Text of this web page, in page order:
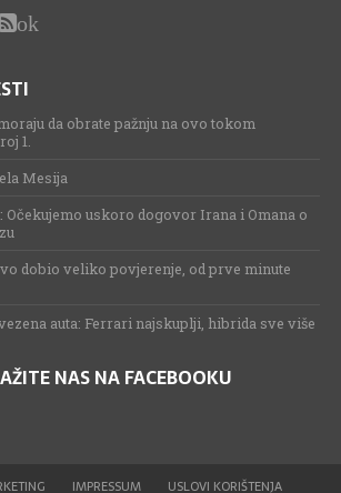
ok
da obrate pažnju na ovo tokom
1.
Mesija
uskoro dogovor Irana i Omana o
dobio veliko povjerenje, od prve minute
auta: Ferrari najskuplji, hibrida sve više
NAS NA FACEBOOKU
IMPRESSUM USLOVI KORIŠTENJA